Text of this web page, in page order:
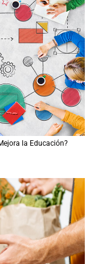
la Educación?